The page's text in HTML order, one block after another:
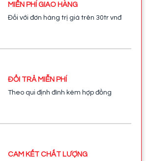
MIỄN PHÍ GIAO HÀNG
Đối với đơn hàng trị giá trên 30tr vnđ
ĐỔI TRẢ MIỄN PHÍ
Theo qui định đính kèm hợp đồng
CAM KẾT CHẤT LƯỢNG